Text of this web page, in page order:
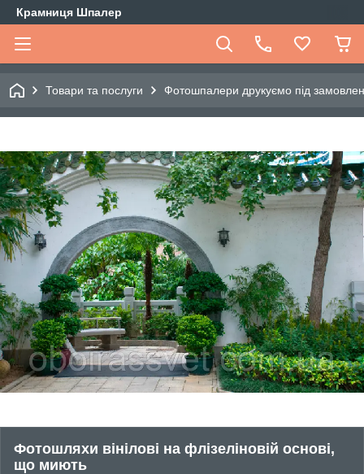
Крамниця Шпалер
Товари та послуги Фотошпалери друкуємо під
Фотошляхи вінілові на флізеліновій основі,
що миють